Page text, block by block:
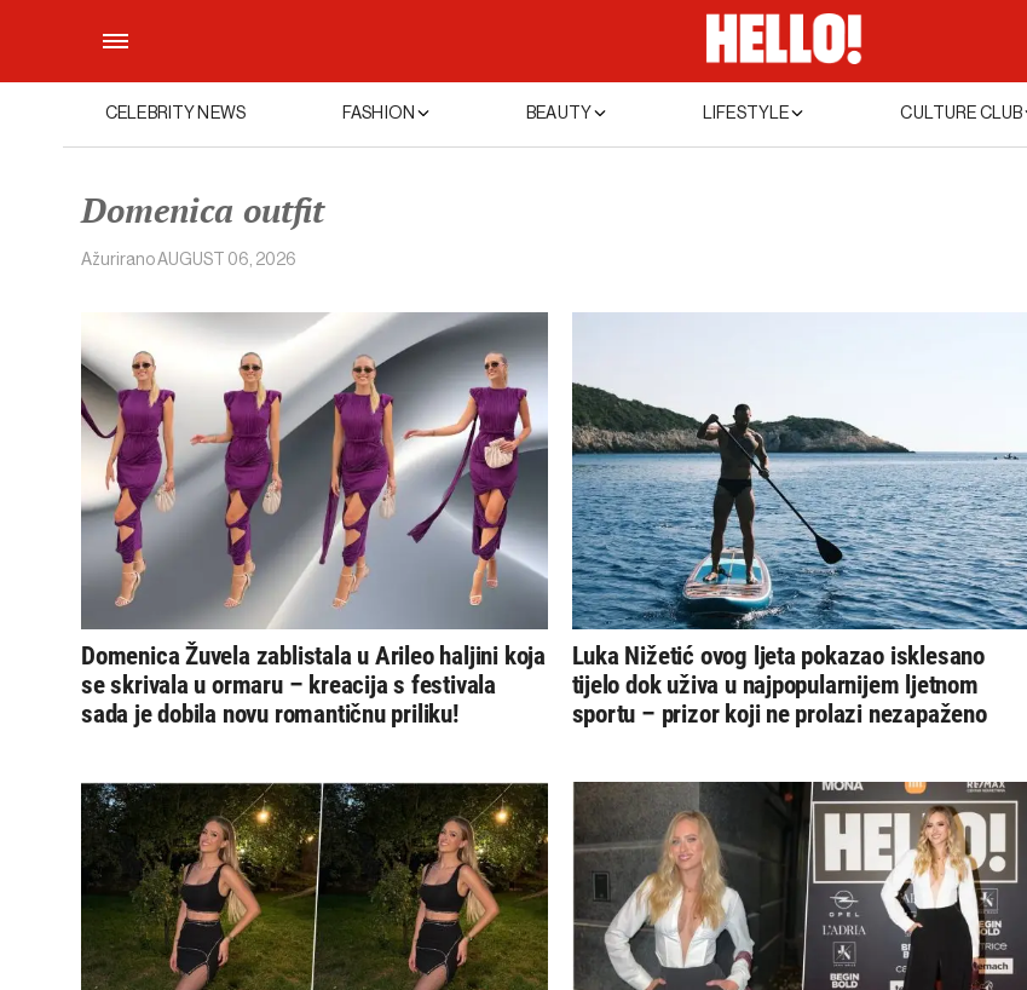
CELEBRITY NEWS FASHION BEAUTY LIFESTYLE CULTURE CLUB
Domenica outfit
AžuriranoAUGUST 06, 2026
Domenica Žuvela zablistala u Arileo haljini koja
se skrivala u ormaru – kreacija s festivala
sada je dobila novu romantičnu priliku!
Luka Nižetić ovog ljeta pokazao isklesano
tijelo dok uživa u najpopularnijem ljetnom
sportu – prizor koji ne prolazi nezapaženo